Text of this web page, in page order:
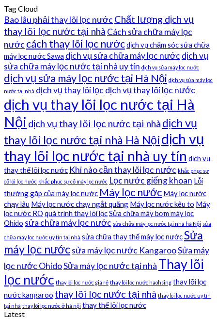
Tag Cloud
Bao lâu phải thay lõi lọc nước Chất lượng dịch vụ
thay lõi lọc nước tại nhà Cách sửa chữa máy lọc
nước cách thay lõi lọc nướcdịch vụ chăm sóc sửa chữa
máy lọc nước Sawa dịch vụ sửa chữa máy lọc nước dịch vụ
sửa chữa máy lọc nước tại nhà uy tín dịch vụ sửa máy lọc nước
dịch vụ sửa máy lọc nước tại Hà Nội dịch vụ sửa máy lọc
nước tại nhà dịch vụ thay lõi lọc dịch vụ thay lõi lọc nước
dịch vụ thay lõi lọc nước tại Hà
Nội dịch vụ thay lõi lọc nước tại nhà dịch vụ
thay lõi lọc nước tại nhà Hà Nộidịch vụ
thay lõi lọc nước tại nhà uy tín dịch vụ
thay thế lõi lọc nước Khi nào cần thay lõi lọc nước khắc phục sự
cố lõi lọc nước khắc phục sự cố máy lọc nước Lọc nước giếng khoan Lỗi
thường gặp của máy lọc nước Máy lọc nước Máy lọc nước
chạy lâu Máy lọc nước chạy ngắt quãng Máy lọc nước kêu to Máy
lọc nước RO quá trình thay lõi lọcSửa chữa máy bơm máy lọc
Ohido sửa chữa máy lọc nước sửa chữa máy lọc nước tại nhà hà Nội sửa
chữa máy lọc nước uy tín tại nhà sửa chữa thay thế máy lọc nướcSửa
máy lọc nướcsửa máy lọc nước KangarooSửa máy
lọc nước OhidoSửa máy lọc nước tại nhà Thay lõi
lọc nước thay lõi lọc nước giá rẻ thay lõi lọc nước haohsing thay lõi lọc
nước kangaroo thay lõi lọc nước tại nhà thay lõi lọc nước uy tín
tại nhà thay lõi lọc nước ở hà nội thay thế lõi lọc nước
Latest